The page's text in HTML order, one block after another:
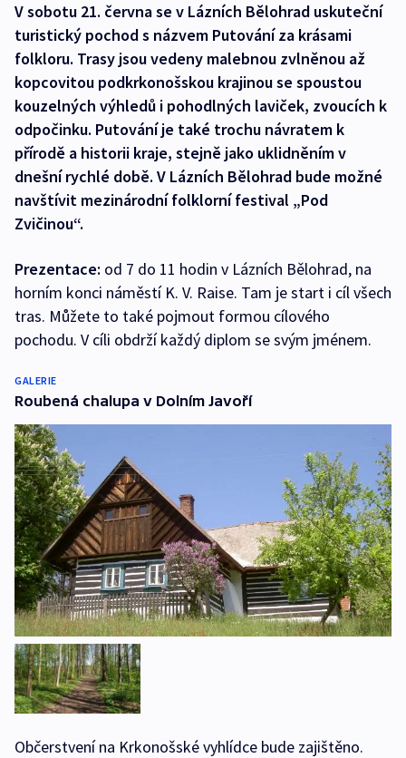
V sobotu 21. června se v Lázních Bělohrad uskuteční
turistický pochod s názvem Putování za krásami
folkloru. Trasy jsou vedeny malebnou zvlněnou až
kopcovitou podkrkonošskou krajinou se spoustou
kouzelných výhledů i pohodlných laviček, zvoucích k
odpočinku. Putování je také trochu návratem k
přírodě a historii kraje, stejně jako uklidněním v
dnešní rychlé době. V Lázních Bělohrad bude možné
navštívit mezinárodní folklorní festival „Pod
Zvičinou“.
Prezentace: od 7 do 11 hodin v Lázních Bělohrad, na
horním konci náměstí K. V. Raise. Tam je start i cíl všech
tras. Můžete to také pojmout formou cílového
pochodu. V cíli obdrží každý diplom se svým jménem.
GALERIE
Roubená chalupa v Dolním Javoří
Občerstvení na Krkonošské vyhlídce bude zajištěno.